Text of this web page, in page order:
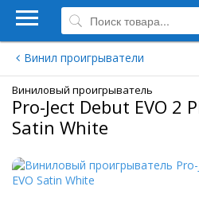
Винил проигрыватели
Виниловый проигрыватель
Pro-Ject Debut EVO 2
Satin White